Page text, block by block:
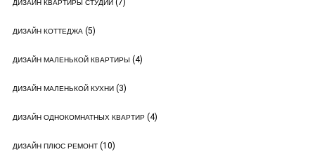
ДИЗАЙН КВАРТИРЫ СТУДИИ (7)
ДИЗАЙН КОТТЕДЖА(5)
ДИЗАЙН МАЛЕНЬКОЙ КВАРТИРЫ (4)
ДИЗАЙН МАЛЕНЬКОЙ КУХНИ(3)
ДИЗАЙН ОДНОКОМНАТНЫХ КВАРТИР(4)
ДИЗАЙН ПЛЮС РЕМОНТ(10)